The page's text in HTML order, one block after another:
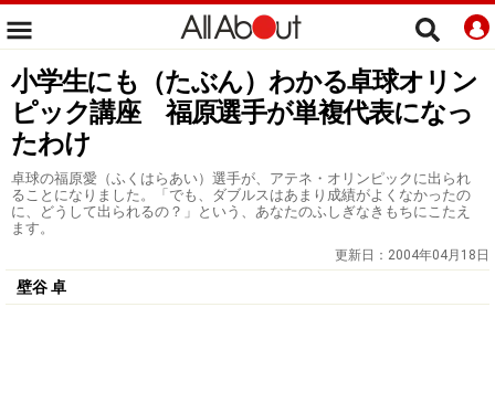
小学生にも（たぶん）わかる卓球オリン
ピック講座 福原選手が単複代表になっ
たわけ
卓球の福原愛（ふくはらあい）選手が、アテネ・オリンピックに出られ
ることになりました。「でも、ダブルスはあまり成績がよくなかったの
に、どうして出られるの？」という、あなたのふしぎなきもちにこたえ
ます。
更新日： 2004年04月18日
壁谷 卓